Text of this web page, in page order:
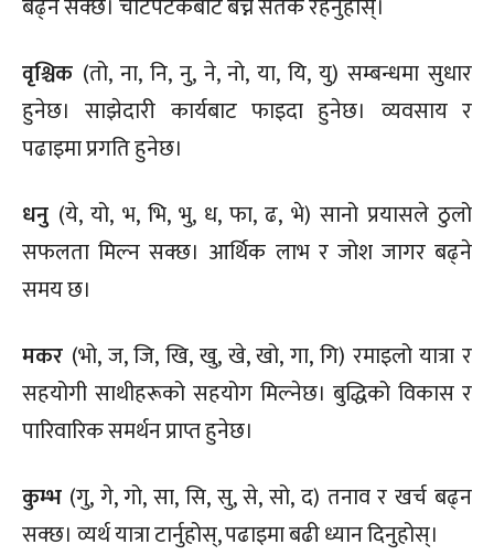
वृश्चिक (तो, ना, नि, नु, ने, नो, या, यि, यु) सम्बन्धमा सुधार
हुनेछ। साझेदारी कार्यबाट फाइदा हुनेछ। व्यवसाय र
पढाइमा प्रगति हुनेछ।
धनु (ये, यो, भ, भि, भु, ध, फा, ढ, भे) सानो प्रयासले ठुलो
सफलता मिल्न सक्छ। आर्थिक लाभ र जोश जागर बढ्ने
समय छ।
मकर (भो, ज, जि, खि, खु, खे, खो, गा, गि) रमाइलो यात्रा र
सहयोगी साथीहरूको सहयोग मिल्नेछ। बुद्धिको विकास र
पारिवारिक समर्थन प्राप्त हुनेछ।
कुम्भ (गु, गे, गो, सा, सि, सु, से, सो, द) तनाव र खर्च बढ्न
सक्छ। व्यर्थ यात्रा टार्नुहोस्, पढाइमा बढी ध्यान दिनुहोस्।